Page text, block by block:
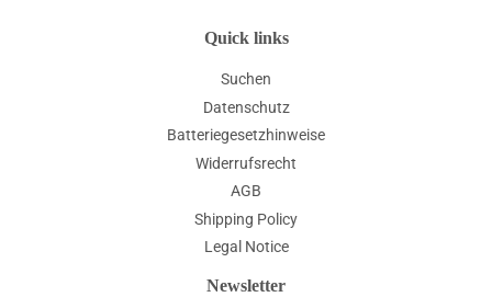
Quick links
Suchen
Datenschutz
Batteriegesetzhinweise
Widerrufsrecht
AGB
Shipping Policy
Legal Notice
Newsletter